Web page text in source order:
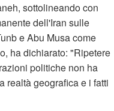
sottolineando con
dell'Iran sulle
e Abu Musa come
ha dichiarato: "Ripetere
politiche non ha
realtà geografica e i fatti